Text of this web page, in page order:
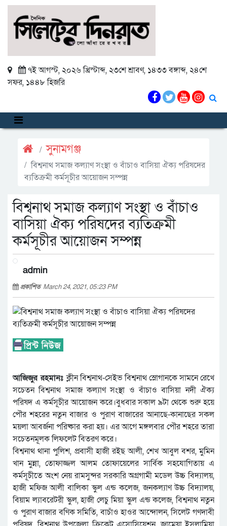
৭ই আগস্ট, ২০২৬ খ্রিস্টাব্দ, ২৩শে শ্রাবণ, ১৪৩৩ বঙ্গাব্দ, ২৪শে
সফর, ১৪৪৮ হিজরি
সুনামগঞ্জ
বিশ্বনাথ সমাজ কল্যাণ সংস্থা ও বাঁচাও বাসিয়া ঐক্য পরিষদের
ব্যতিক্রমী কর্মসূচীর আয়োজন সম্পন্ন
বিশ্বনাথ সমাজ কল্যাণ সংস্থা ও বাঁচাও
বাসিয়া ঐক্য পরিষদের ব্যতিক্রমী
কর্মসূচীর আয়োজন সম্পন্ন
admin
প্রকাশিত March 24, 2021, 05:23 PM
আজিজুর রহমানঃক্লীন বিশ্বনাথ-সেইভ বিশ্বনাথ স্লোগানকে সামনে রেখে
সচেতন বিশ্বনাথ সমাজ কল্যাণ সংস্থা ও বাঁচাও বাসিয়া নদী ঐক্য
পরিষদ এ কর্মসূচীর আয়োজন করে।বুধবার সকাল ৯টা থেকে শুরু হয়ে
পৌর শহরের নতুন বাজার ও পুরাণ বাজারের আনাছে-কানাছের সকল
ময়লা আবর্জনা পরিষ্কার করা হয়। এর আগে মঙ্গলবার পৌর শহরে তারা
সচেতনমূলক লিফলেট বিতরণ করে।
বিশ্বনাথ থানা পুলিশ, প্রবাসী হাজী রইছ আলী, শেখ আবুল বশর, মুমিন
খান মুন্না, তোফাজ্জল আলম তোফায়েলের সার্বিক সহযোগিতায় এ
কর্মসূচীতে অংশ নেয় রামসুন্দর সরকারি অগ্রগামী মডেল উচ্চ বিদ্যালয়,
হাজী মফিজ আলী বালিকা স্কুল এন্ড কলেজ, জনকল্যাণ উচ্চ বিদ্যালয়,
বিয়াম ল্যাবরেটরী স্কুল, হাজী লেচু মিয়া স্কুল এন্ড কলেজ, বিশ্বনাথ নতুন
ও পুরাণ বাজার বণিক সমিতি, বাচাঁও হাওর আন্দোলন, সিলেট গণদাবী